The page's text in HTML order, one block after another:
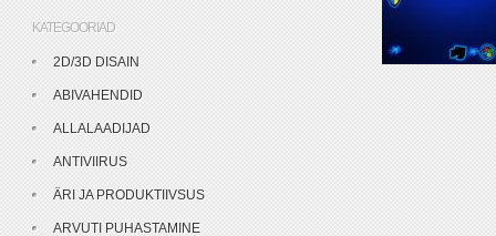
KATEGOORIAD
2D/3D DISAIN
ABIVAHENDID
ALLALAADIJAD
ANTIVIIRUS
ÄRI JA PRODUKTIIVSUS
ARVUTI PUHASTAMINE